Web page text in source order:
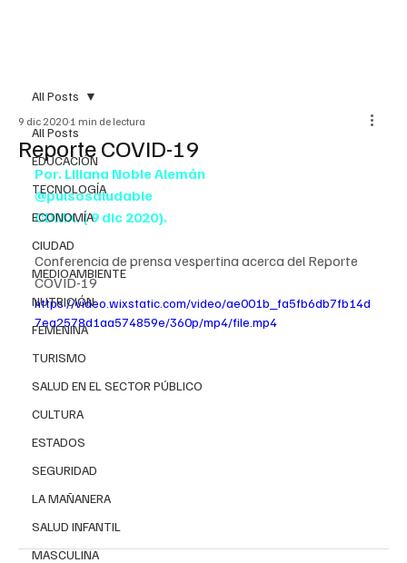
All Posts
EDUCACIÓN
TECNOLOGÍA
ECONOMÍA
CIUDAD
MEDIOAMBIENTE
NUTRICIÓN
FEMENINA
TURISMO
SALUD EN EL SECTOR PÚBLICO
CULTURA
ESTADOS
SEGURIDAD
LA MAÑANERA
SALUD INFANTIL
MASCULINA
All Posts
Reporte COVID-19
9 dic 2020 1 min de lectura
Por. Liliana Noble Alemán
@pulsosaludable
CDMX. ( 9 dic 2020).
Conferencia de prensa vespertina acerca del Reporte
COVID-19
https://video.wixstatic.com/video/ae001b_fa5fb6db7fb14d
7ea2578d1aa574859e/360p/mp4/file.mp4